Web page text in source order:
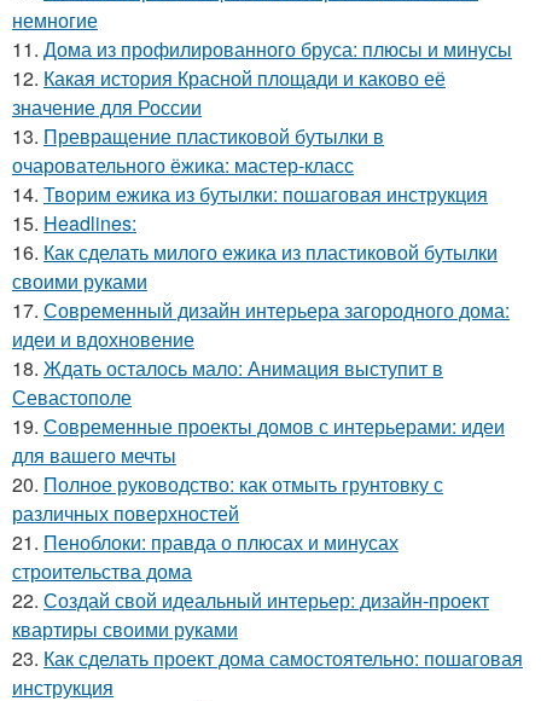
немногие
11. Дома из профилированного бруса: плюсы и минусы
12. Какая история Красной площади и каково её
значение для России
13. Превращение пластиковой бутылки в
очаровательного ёжика: мастер-класс
14. Творим ежика из бутылки: пошаговая инструкция
15. Headlines:
16. Как сделать милого ежика из пластиковой бутылки
своими руками
17. Современный дизайн интерьера загородного дома:
идеи и вдохновение
18. Ждать осталось мало: Анимация выступит в
Севастополе
19. Современные проекты домов с интерьерами: идеи
для вашего мечты
20. Полное руководство: как отмыть грунтовку с
различных поверхностей
21. Пеноблоки: правда о плюсах и минусах
строительства дома
22. Создай свой идеальный интерьер: дизайн-проект
квартиры своими руками
23. Как сделать проект дома самостоятельно: пошаговая
инструкция